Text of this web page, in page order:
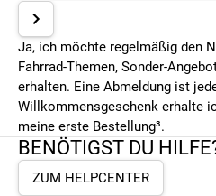
Ja, ich möchte regelmäßig den
Fahrrad-Themen, Sonder-
erhalten. Eine Abmeldung ist
Willkommensgeschenk erhalte
meine erste Bestellung³.
BENÖTIGST DU
ZUM HELPCENTER